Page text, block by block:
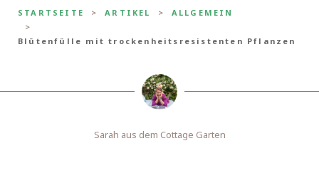
STARTSEITE ARTIKEL ALLGEMEIN
Blütenfülle mit trockenheitsresistenten Pflanzen
Sarah aus dem Cottage Garten